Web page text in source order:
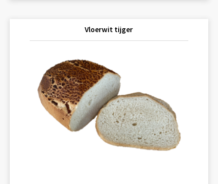
Vloerwit tijger